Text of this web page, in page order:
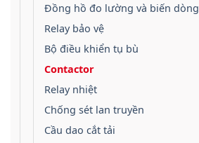
Đồng hồ đo lường và biến dòng
Relay bảo vệ
Bộ điều khiển tụ bù
Contactor
Relay nhiệt
Chống sét lan truyền
Cầu dao cắt tải